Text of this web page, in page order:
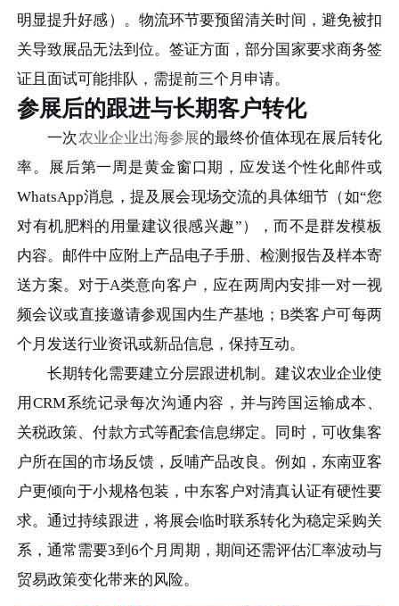
明显提升好感）。物流环节要预留清关时间，避免被扣
关导致展品无法到位。签证方面，部分国家要求商务签
证且面试可能排队，需提前三个月申请。
参展后的跟进与长期客户转化
一次农业企业出海参展的最终价值体现在展后转化
率。展后第一周是黄金窗口期，应发送个性化邮件或
WhatsApp消息，提及展会现场交流的具体细节（如“您
对有机肥料的用量建议很感兴趣”），而不是群发模板
内容。邮件中应附上产品电子手册、检测报告及样本寄
送方案。对于A类意向客户，应在两周内安排一对一视
频会议或直接邀请参观国内生产基地；B类客户可每两
个月发送行业资讯或新品信息，保持互动。
长期转化需要建立分层跟进机制。建议农业企业使
用CRM系统记录每次沟通内容，并与跨国运输成本、
关税政策、付款方式等配套信息绑定。同时，可收集客
户所在国的市场反馈，反哺产品改良。例如，东南亚客
户更倾向于小规格包装，中东客户对清真认证有硬性要
求。通过持续跟进，将展会临时联系转化为稳定采购关
系，通常需要3到6个月周期，期间还需评估汇率波动与
贸易政策变化带来的风险。